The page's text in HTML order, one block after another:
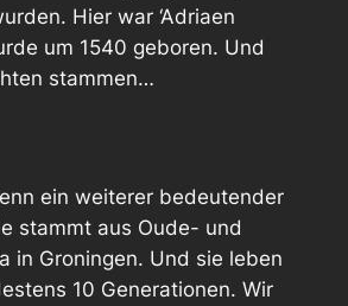
Hier war ‘Adriaen
um 1540 geboren. Und
stammen…
ein weiterer bedeutender
stammt aus Oude- und
in Groningen. Und sie leben
10 Generationen. Wir